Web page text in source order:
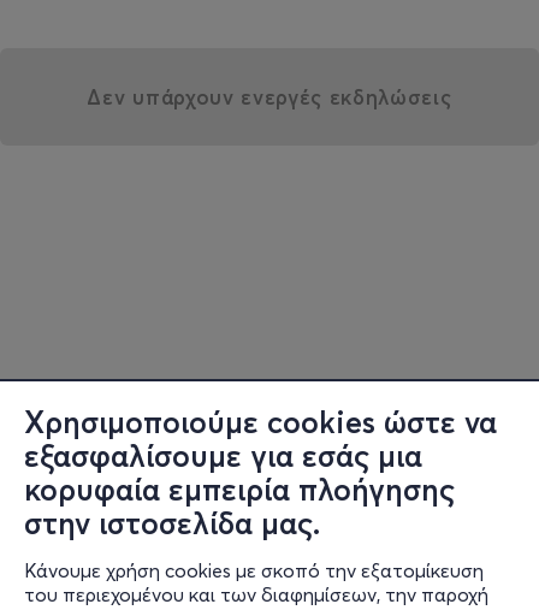
Χρησιμοποιούμε cookies ώστε να
εξασφαλίσουμε για εσάς μια
κορυφαία εμπειρία πλοήγησης
στην ιστοσελίδα μας.
Κάνουμε χρήση cookies με σκοπό την εξατομίκευση
του περιεχομένου και των διαφημίσεων, την παροχή
Δεν υπάρχουν ενεργές εκδηλώσεις